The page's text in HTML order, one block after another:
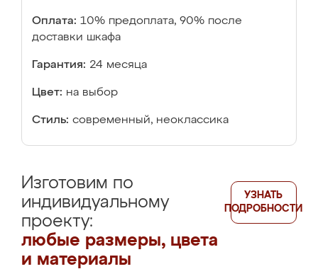
Оплата: 10% предоплата, 90% после
доставки шкафа
Гарантия: 24 месяца
Цвет: на выбор
Стиль: современный, неоклассика
Изготовим по
индивидуальному
проекту:
любые размеры, цвета
и материалы
УЗНАТЬ
ПОДРОБНОСТИ